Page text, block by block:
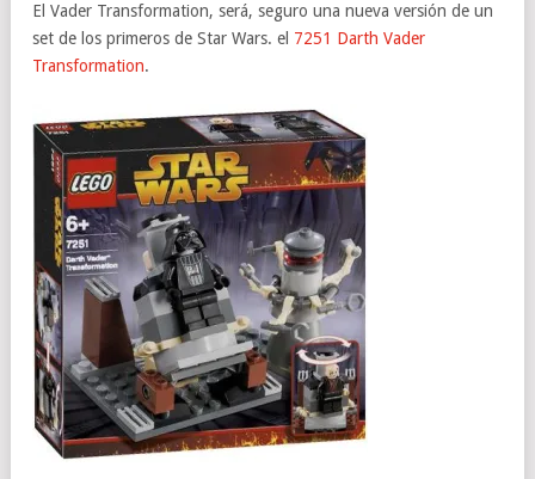
El Vader Transformation, será, seguro una nueva versión de un
set de los primeros de Star Wars. el 7251 Darth Vader
Transformation.